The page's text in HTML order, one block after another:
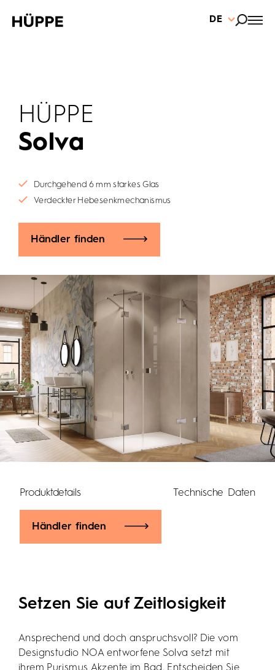
DE
HÜPPE
Solva
Durchgehend 6 mm starkes Glas
Verdeckter Hebesenkmechanismus
Händler finden
Produktdetails Technische Daten
Händler finden
Setzen Sie auf Zeitlosigkeit
Ansprechend und doch anspruchsvoll? Die vom
Designstudio NOA entworfene Solva setzt mit
ihrem Purismus Akzente im Bad. Entscheiden Sie